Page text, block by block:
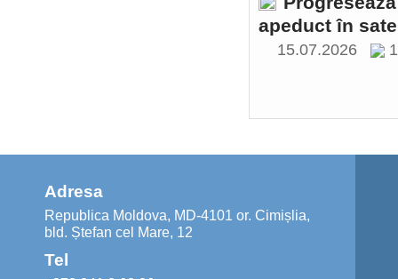
apeduct în
15.07.2026
Adresa
Republica Moldova, MD-4101 or. Cimișlia,
bld. Ștefan cel Mare, 12
Tel